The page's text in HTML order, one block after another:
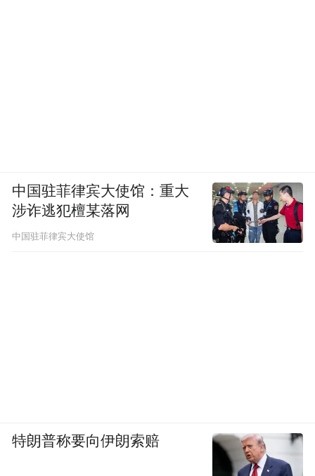
中国驻菲律宾大使馆：重大
涉诈逃犯檀某落网
中国驻菲律宾大使馆
特朗普称要向伊朗索赔